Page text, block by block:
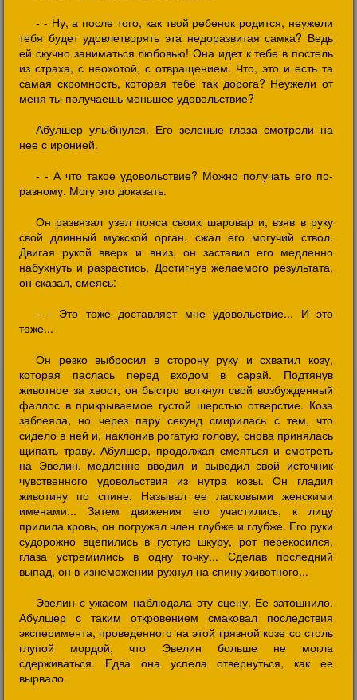
- - Ну, а после того, как твой ребенок родится, неужели
тебя будет удовлетворять эта недоразвитая самка? Ведь
ей скучно заниматься любовью! Она идет к тебе в постель
из страха, с неохотой, с отвращением. Что, это и есть та
самая скромность, которая тебе так дорога? Неужели от
меня ты получаешь меньшее удовольствие?
Абулшер улыбнулся. Его зеленые глаза смотрели на
нее с иронией.
- - А что такое удовольствие? Можно получать его по-
разному. Могу это доказать.
Он развязал узел пояса своих шаровар и, взяв в руку
свой длинный мужской орган, сжал его могучий ствол.
Двигая рукой вверх и вниз, он заставил его медленно
набухнуть и разрастись. Достигнув желаемого результата,
он сказал, смеясь:
- - Это тоже доставляет мне удовольствие... И это
тоже...
Он резко выбросил в сторону руку и схватил козу,
которая паслась перед входом в сарай. Подтянув
животное за хвост, он быстро воткнул свой возбужденный
фаллос в прикрываемое густой шерстью отверстие. Коза
заблеяла, но через пару секунд смирилась с тем, что
сидело в ней и, наклонив рогатую голову, снова принялась
щипать траву. Абулшер, продолжая смеяться и смотреть
на Эвелин, медленно вводил и выводил свой источник
чувственного удовольствия из нутра козы. Он гладил
животину по спине. Называл ее ласковыми женскими
именами... Затем движения его участились, к лицу
прилила кровь, он погружал член глубже и глубже. Его руки
судорожно вцепились в густую шкуру, рот перекосился,
глаза устремились в одну точку... Сделав последний
выпад, он в изнеможении рухнул на спину животного...
Эвелин с ужасом наблюдала эту сцену. Ее затошнило.
Абулшер с таким откровением смаковал последствия
эксперимента, проведенного на этой грязной козе со столь
глупой мордой, что Эвелин больше не могла
сдерживаться. Едва она успела отвернуться, как ее
вырвало.